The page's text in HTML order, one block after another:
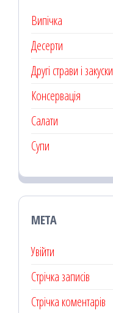
Випічка
Десерти
Другі страви і закуски
Консервація
Салати
Супи
МЕТА
Увійти
Стрічка записів
Стрічка коментарів